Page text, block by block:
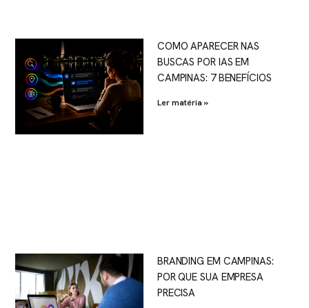
COMO APARECER NAS
BUSCAS POR IAS EM
CAMPINAS: 7 BENEFÍCIOS
Ler matéria »
BRANDING EM CAMPINAS:
POR QUE SUA EMPRESA
PRECISA